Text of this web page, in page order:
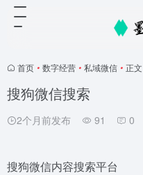
首页 • 数字经营 • 私域微信 • 正文
搜狗微信搜索
2个月前发布 91 0
搜狗微信内容搜索平台